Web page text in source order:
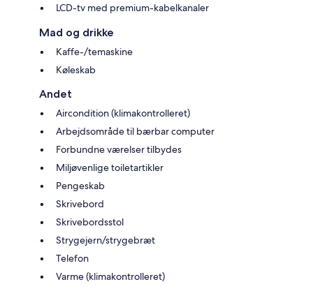
LCD-tv med premium-kabelkanaler
Mad og drikke
Kaffe-/temaskine
Køleskab
Andet
Aircondition (klimakontrolleret)
Arbejdsområde til bærbar computer
Forbundne værelser tilbydes
Miljøvenlige toiletartikler
Pengeskab
Skrivebord
Skrivebordsstol
Strygejern/strygebræt
Telefon
Varme (klimakontrolleret)